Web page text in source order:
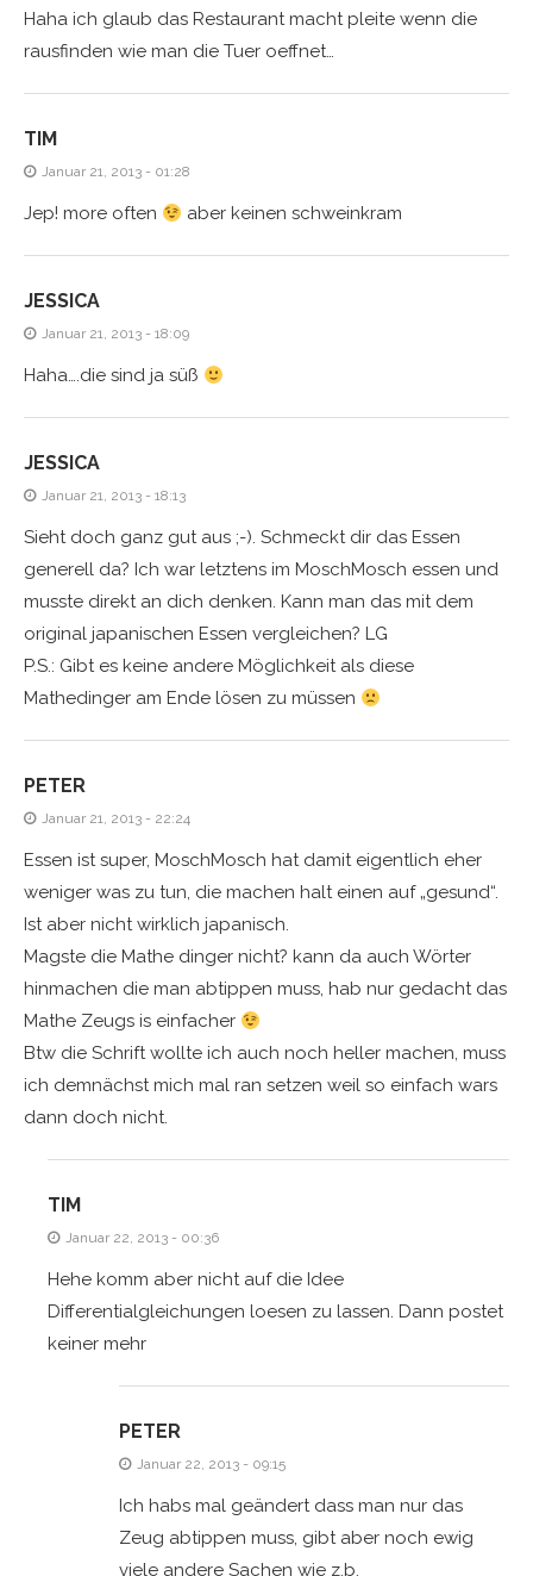
Haha ich glaub das Restaurant macht pleite wenn die
rausfinden wie man die Tuer oeffnet…
TIM
Januar 21, 2013 - 01:28
Jep! more often aber keinen schweinkram
JESSICA
Januar 21, 2013 - 18:09
Haha….die sind ja süß
JESSICA
Januar 21, 2013 - 18:13
Sieht doch ganz gut aus ;-). Schmeckt dir das Essen
generell da? Ich war letztens im MoschMosch essen und
musste direkt an dich denken. Kann man das mit dem
original japanischen Essen vergleichen? LG
P.S.: Gibt es keine andere Möglichkeit als diese
Mathedinger am Ende lösen zu müssen
PETER
Januar 21, 2013 - 22:24
Essen ist super, MoschMosch hat damit eigentlich eher
weniger was zu tun, die machen halt einen auf „gesund“.
Ist aber nicht wirklich japanisch.
Magste die Mathe dinger nicht? kann da auch Wörter
hinmachen die man abtippen muss, hab nur gedacht das
Mathe Zeugs is einfacher
Btw die Schrift wollte ich auch noch heller machen, muss
ich demnächst mich mal ran setzen weil so einfach wars
dann doch nicht.
TIM
Januar 22, 2013 - 00:36
Hehe komm aber nicht auf die Idee
Differentialgleichungen loesen zu lassen. Dann postet
keiner mehr
PETER
Januar 22, 2013 - 09:15
Ich habs mal geändert dass man nur das
Zeug abtippen muss, gibt aber noch ewig
viele andere Sachen wie z.b.